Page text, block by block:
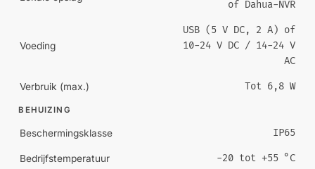
of Dahua-NVR
Voeding
USB (5 V DC, 2 A) of
10-24 V DC / 14-24 V
AC
Verbruik (max.) Tot 6,8 W
BEHUIZING
Beschermingsklasse IP65
Bedrijfstemperatuur -20 tot +55 °C